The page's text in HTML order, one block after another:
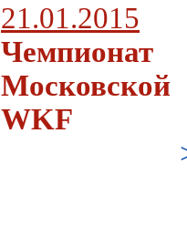
21.01.2015
Московской
WKF